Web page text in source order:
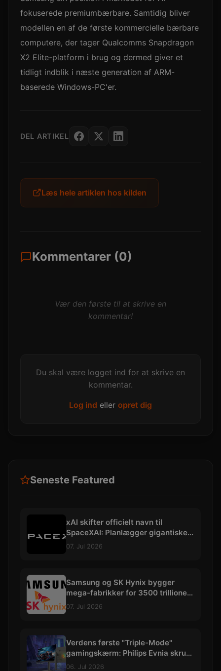
fokuserede premiumbærbare. Samtidig bliver
modellen en af de første kommercielle bærbare
computere, der tager Qualcomms Snapdragon
X2 Elite-platform i brug og dermed giver et
tidligt indblik i næste generation af ARM-
baserede Windows-PC'er.
DEL ARTIKEL
Læs hele artiklen hos kilden
Kommentarer (0)
Vær den første til at skrive en
kommentar!
Du skal være logget ind for at skrive en
kommentar.
Log ind eller opret dig
Seneste Featured
xAI skifter officielt navn til
SpaceXAI: Planlægger gigantiske
datacentre i rummet
07. Jul 2026
Samsung og SK Hynix bygger
mega-fabrikker for 3500 trillioner
kroner
07. Jul 2026
Verdens første "Triple-Mode"
gamingskærm: Philips Evnia skruer
op til vilde 540 Hz
06. Jul 2026